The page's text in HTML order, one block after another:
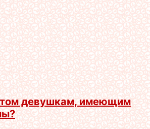
девушкам, имеющим